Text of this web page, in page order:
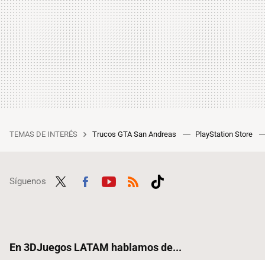
TEMAS DE INTERÉS Trucos GTA San Andreas PlayStation Store
Síguenos
En 3DJuegos LATAM hablamos de...